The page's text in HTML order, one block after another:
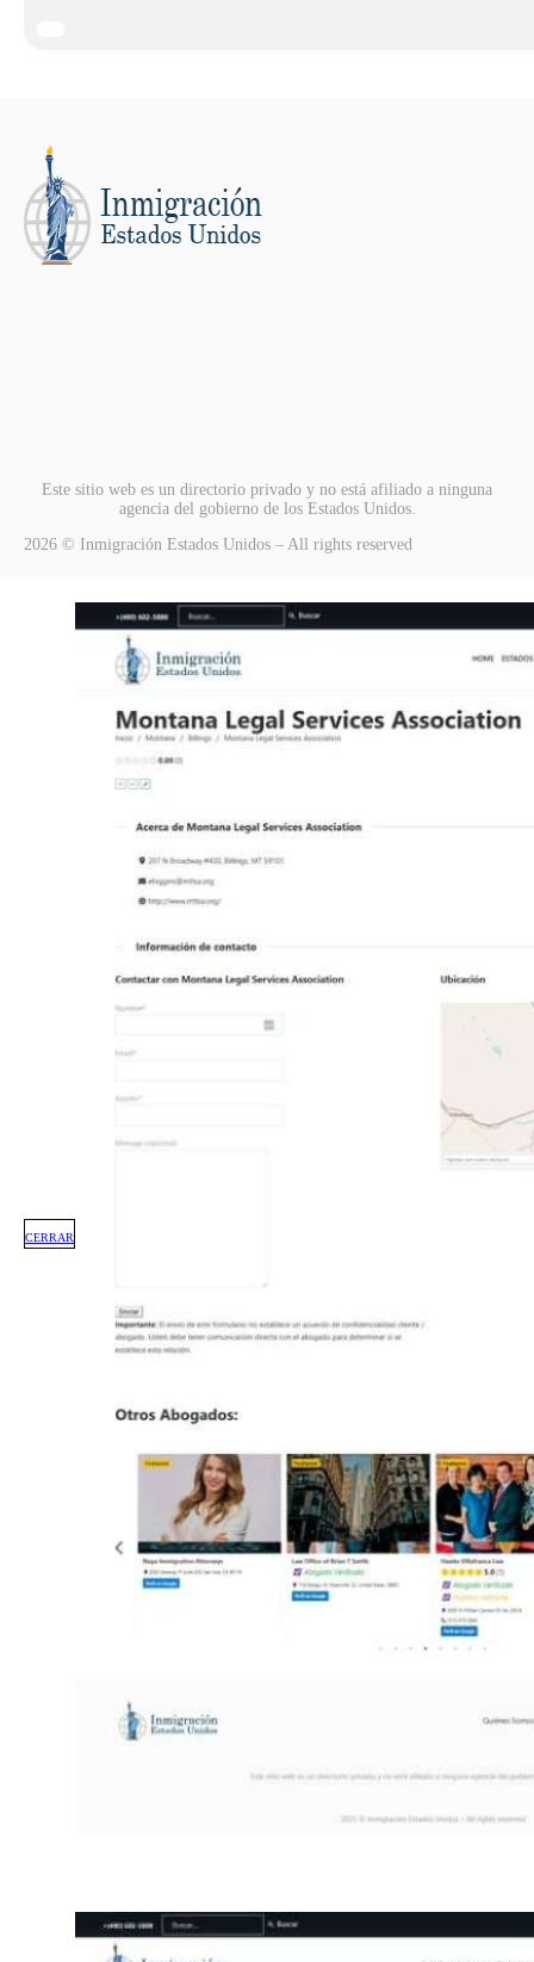
Este sitio web es un directorio privado y no está afiliado a ninguna
agencia del gobierno de los Estados Unidos.
2026 © Inmigración Estados Unidos – All rights reserved
CERRAR